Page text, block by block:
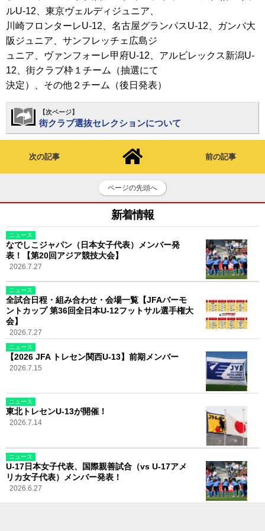
ルU-12、東京ヴェルディジュニア、
川崎フロンターレU-12、名古屋グランパスU-12、ガンバ大
阪ジュニア、サンフレッチェ広島ジ
ュニア、ヴァンフォーレ甲府U-12、アルビレックス新潟U-
12、街クラブ枠１チーム（抽選にて
決定）、その他２チーム（後日発表）
【次ページ】
街クラブ選抜セレクションについて
次の記事 前の記事
ページの先頭へ
新着情報
ニュース
なでしこジャパン（日本女子代表）メンバー発
表！【第20回アジア競技大会】
2026.7.27
ニュース
全試合日程・組み合わせ・会場一覧【JFAバーモ
ントカップ 第36回全日本U-12フットサル選手権大
会】
2026.7.27
ニュース
【2026 JFA トレセン関西U-13】前期メンバー
2026.7.15
ニュース
東北トレセンU-13が開催！
2026.7.14
ニュース
U-17日本女子代表、国際親善試合（vs U-17アメ
リカ女子代表）メンバー発表！
2026.6.27